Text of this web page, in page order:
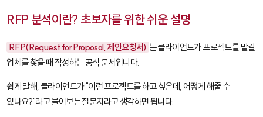
RFP 분석이란? 초보자를 위한 쉬운 설명
RFP(Request for Proposal, 제안요청서) 는 클라이언트가 프로젝트를 맡길
업체를 찾을 때 작성하는 공식 문서입니다.
쉽게 말해, 클라이언트가 "이런 프로젝트를 하고 싶은데, 어떻게 해줄 수
있나요?"라고 물어보는 질문지라고 생각하면 됩니다.